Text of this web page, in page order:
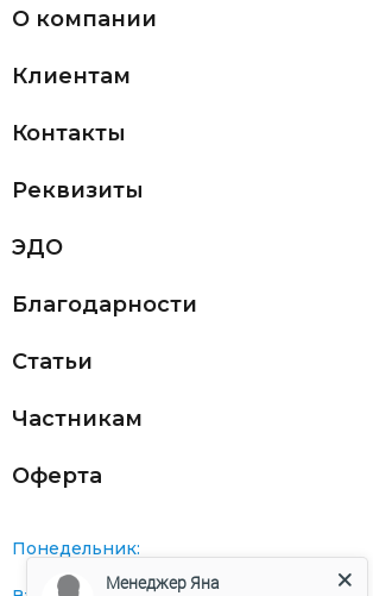
О компании
Клиентам
Контакты
Реквизиты
ЭДО
Благодарности
Статьи
Частникам
Оферта
Понедельник:
Менеджер Яна